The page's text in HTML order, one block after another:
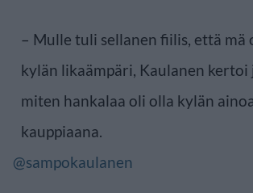
– Mulle tuli sellanen fiilis, että mä
kylän likaämpäri, Kaulanen kertoi
miten hankalaa oli olla kylän
kauppiaana.
@sampokaulanen